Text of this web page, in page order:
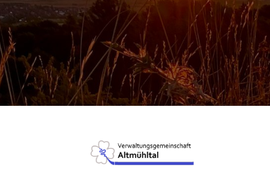
Verwaltungsgemeinschaft Gemeinde Dittenheim